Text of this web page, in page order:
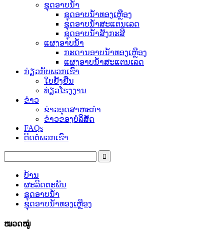
ຊຸດອາບນໍ້າ
ຊຸດອາບນ້ໍາທອງເຫຼືອງ
ຊຸດອາບນ້ໍາສະແຕນເລດ
ຊຸດອາບນ້ໍາສັງກະສີ
ແຜງອາບນ້ໍາ
ກະດານອາບນ້ໍາທອງເຫຼືອງ
ແຜງອາບນ້ໍາສະແຕນເລດ
ກ່ຽວກັບພວກເຮົາ
ໃບຢັ້ງຢືນ
ທ່ຽວໂຮງງານ
ຂ່າວ
ຂ່າວອຸດສາຫະກໍາ
ຂ່າວຂອງບໍລິສັດ
FAQs
ຕິດຕໍ່ພວກເຮົາ
ບ້ານ
ຜະລິດຕະພັນ
ຊຸດອາບນໍ້າ
ຊຸດອາບນ້ໍາທອງເຫຼືອງ
ໝວດໝູ່